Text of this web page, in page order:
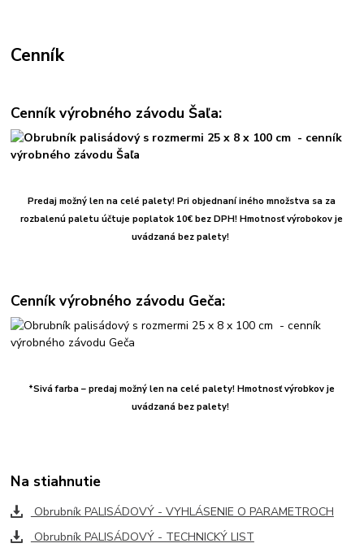
Cenník
Cenník výrobného závodu Šaľa:
Predaj možný len na celé palety! Pri objednaní iného množstva sa za
rozbalenú paletu účtuje poplatok 10€ bez DPH!Hmotnosť výrobokov je
uvádzaná bez palety!
Cenník výrobného závodu Geča:
*Sivá farba – predaj možný len na celé palety! Hmotnosť výrobkov je
uvádzaná bez palety!
Na stiahnutie
Obrubník PALISÁDOVÝ - VYHLÁSENIE O PARAMETROCH
Obrubník PALISÁDOVÝ - TECHNICKÝ LIST